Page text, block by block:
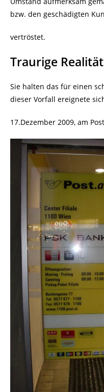
bzw. den geschädigten
vertröstet.
Traurige Realität
Sie halten das für einen
dieser Vorfall ereignete
17.Dezember 2009, am